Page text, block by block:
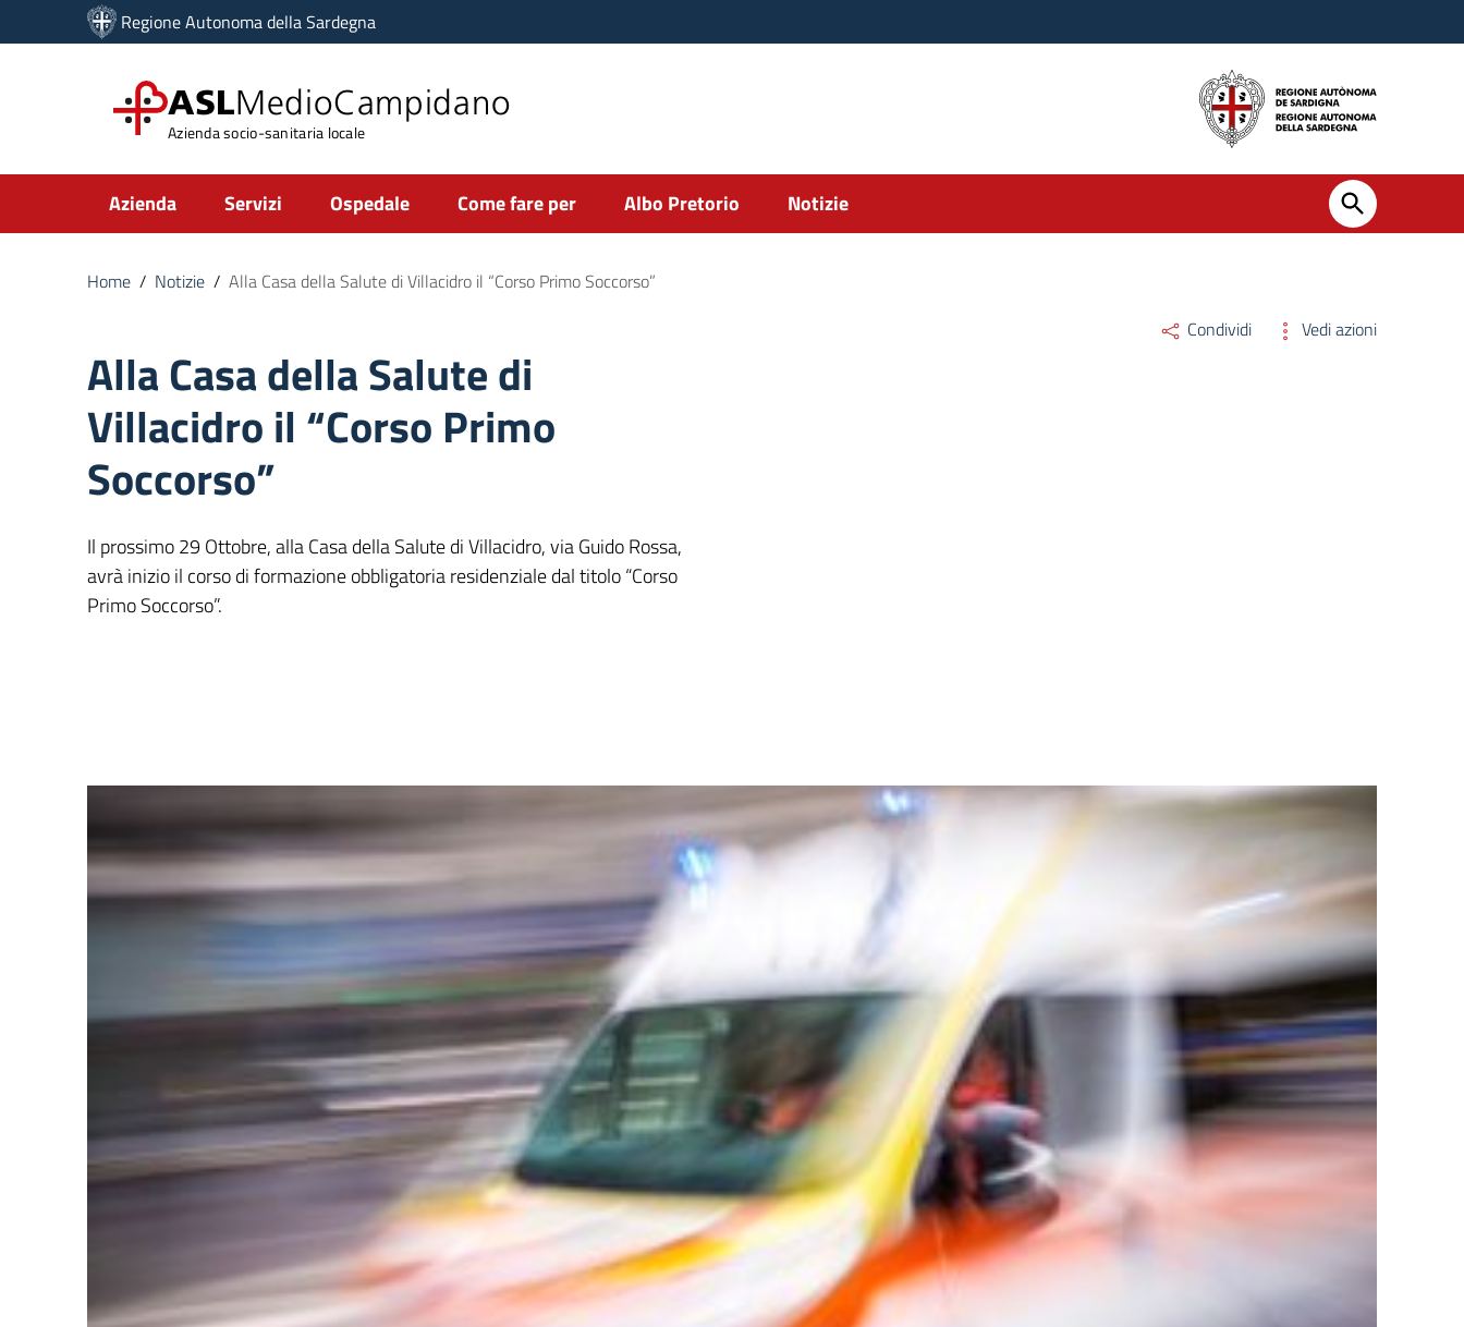
Vai ai contenuti
Vai al menu di navigazione
Regione Autonoma della Sardegna
ASLMedioCampidano
Azienda socio-sanitaria locale
Submenu
Azienda Servizi Ospedale Come fare per Albo Pretorio Notizie
Home / Notizie / Alla Casa della Salute di Villacidro il “Corso Primo Soccorso”
Alla Casa della Salute di
Villacidro il “Corso Primo
Soccorso”
Il prossimo 29 Ottobre, alla Casa della Salute di Villacidro, via Guido Rossa,
avrà inizio il corso di formazione obbligatoria residenziale dal titolo “Corso
Primo Soccorso”.
Condividi Vedi azioni